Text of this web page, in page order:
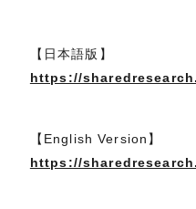
【日本語版】
https://
【English Version】
https://